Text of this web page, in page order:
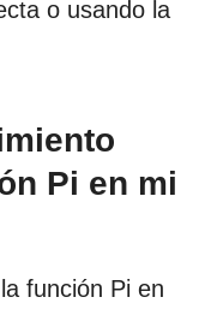
o usando la
Pi en mi
función Pi en